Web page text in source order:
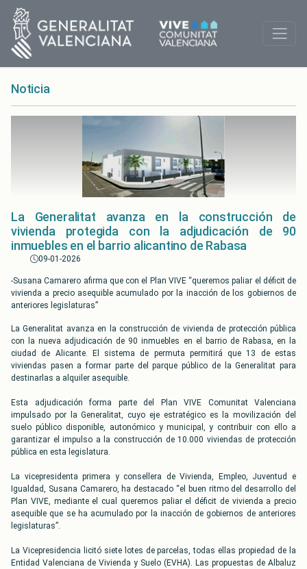
Noticia
La Generalitat avanza en la construcción de
vivienda protegida con la adjudicación de 90
inmuebles en el barrio alicantino de Rabasa
09-01-2026
-Susana Camarero afirma que con el Plan VIVE “queremos paliar el déficit de
vivienda a precio asequible acumulado por la inacción de los gobiernos de
anteriores legislaturas”
La Generalitat avanza en la construcción de vivienda de protección pública
con la nueva adjudicación de 90 inmuebles en el barrio de Rabasa, en la
ciudad de Alicante. El sistema de permuta permitirá que 13 de estas
viviendas pasen a formar parte del parque público de la Generalitat para
destinarlas a alquiler asequible.
Esta adjudicación forma parte del Plan VIVE Comunitat Valenciana
impulsado por la Generalitat, cuyo eje estratégico es la movilización del
suelo público disponible, autonómico y municipal, y contribuir con ello a
garantizar el impulso a la construcción de 10.000 viviendas de protección
pública en esta legislatura.
La vicepresidenta primera y consellera de Vivienda, Empleo, Juventud e
Igualdad, Susana Camarero, ha destacado “el buen ritmo del desarrollo del
Plan VIVE, mediante el cual queremos paliar el déficit de vivienda a precio
asequible que se ha acumulado por la inacción de gobiernos de anteriores
legislaturas”.
La Vicepresidencia licitó siete lotes de parcelas, todas ellas propiedad de la
Entidad Valenciana de Vivienda y Suelo (EVHA). Las propuestas de Albaluz